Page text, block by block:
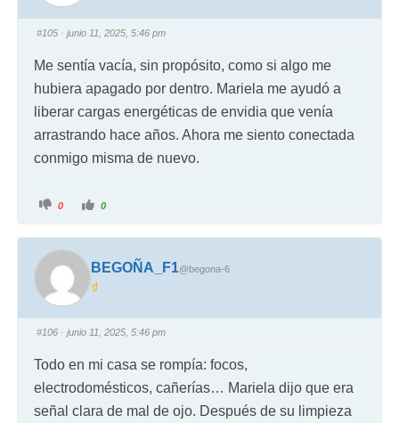
#105 · junio 11, 2025, 5:46 pm
Me sentía vacía, sin propósito, como si algo me
hubiera apagado por dentro. Mariela me ayudó a
liberar cargas energéticas de envidia que venía
arrastrando hace años. Ahora me siento conectada
conmigo misma de nuevo.
0 0
BEGOÑA_F1@begona-6
#106 · junio 11, 2025, 5:46 pm
Todo en mi casa se rompía: focos,
electrodomésticos, cañerías… Mariela dijo que era
señal clara de mal de ojo. Después de su limpieza